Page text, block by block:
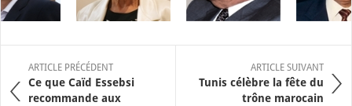
ARTICLE PRÉCÉDENT
Ce que Caïd Essebsi
recommande aux
ARTICLE SUIVANT
Tunis célèbre la fête du
trône marocain